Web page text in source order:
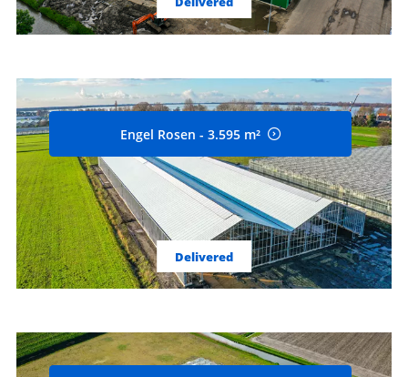
Engel Rosen - 3.595 m²
Delivered